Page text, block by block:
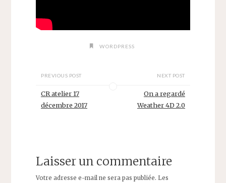
WORDPRESS
PREVIOUS POST
CR atelier 17
décembre 2017
NEXT POST
On a regardé
Weather 4D 2.0
Laisser un commentaire
Votre adresse e-mail ne sera pas publiée. Les